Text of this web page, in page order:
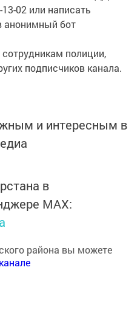
анонимный бот
полиции,
подписчиков канала.
MАХ:
района вы можете